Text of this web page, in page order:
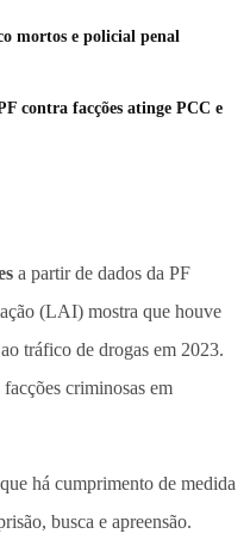
mortos e policial penal
contra facções atinge PCC e
a partir de dados da PF
(LAI) mostra que houve
tráfico de drogas em 2023.
criminosas em
há cumprimento de medida
busca e apreensão.